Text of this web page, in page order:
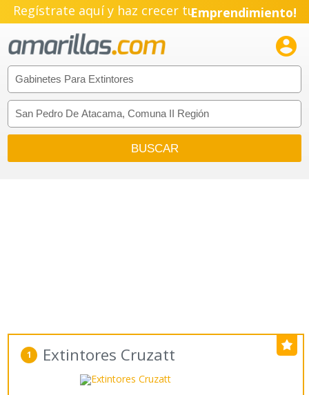
Regístrate aquí y haz crecer tuEmprendimiento!

1 Extintores Cruzatt